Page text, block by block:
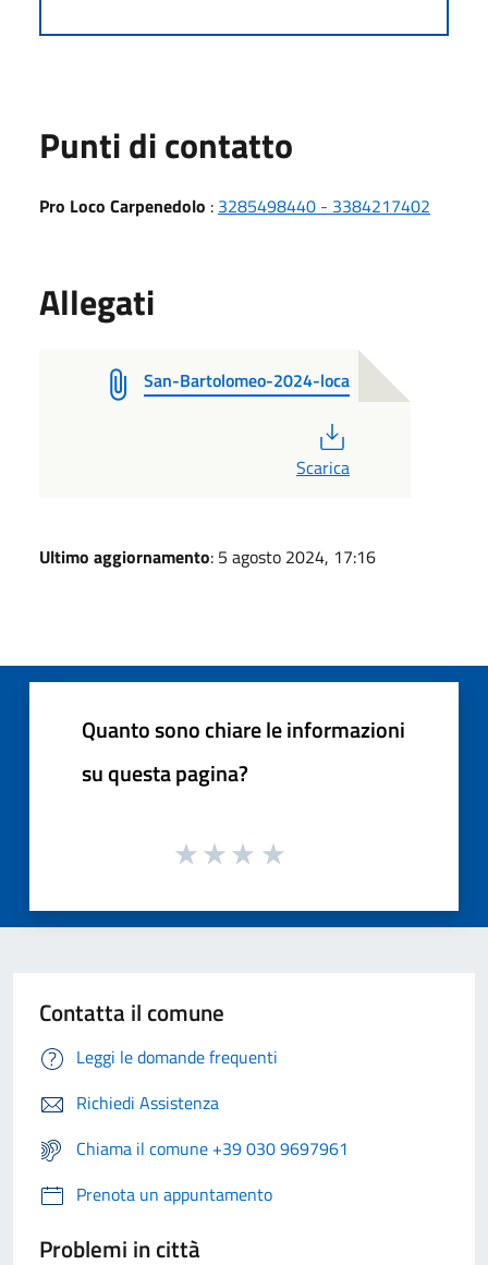
Punti di contatto
Pro Loco Carpenedolo : 3285498440 - 3384217402
Allegati
San-Bartolomeo-2024-loca
Scarica
Ultimo aggiornamento: 5 agosto 2024, 17:16
Quanto sono chiare le informazioni
su questa pagina?
Contatta il comune
Leggi le domande frequenti
Richiedi Assistenza
Chiama il comune +39 030 9697961
Prenota un appuntamento
Problemi in città